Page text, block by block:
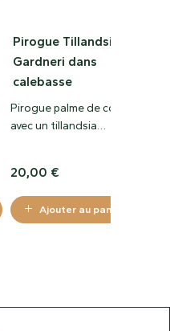
Ajouter au panier
Pirogue Tillandsia
Gardneri dans
calebasse
Pirogue palme de coco
avec un tillandsia
20,00 €